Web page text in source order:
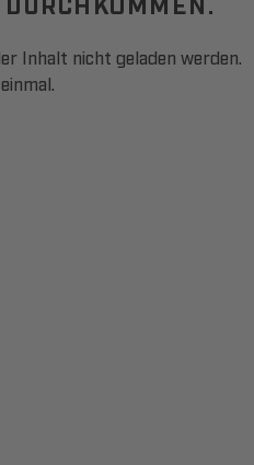
Inhalt nicht geladen werden.